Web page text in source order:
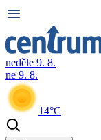
neděle 9. 8.
ne 9. 8.
14°C